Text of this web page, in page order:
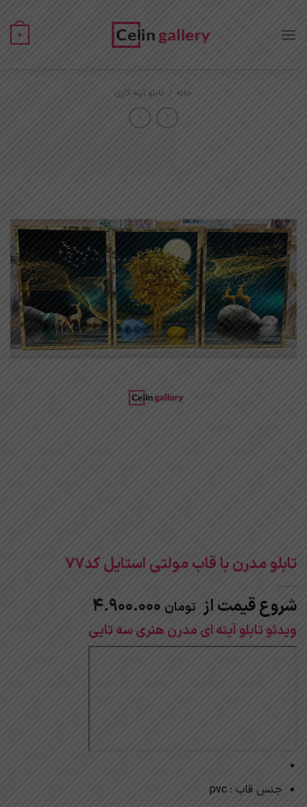
content
0
خانه / تابلو آینه کاری
تابلو مدرن با قاب مولتی استایل کد77
شروع قیمت از تومان 4.900.000
ویدئو تابلو آینه ای مدرن هنری سه تایی
جنس قاب : pvc